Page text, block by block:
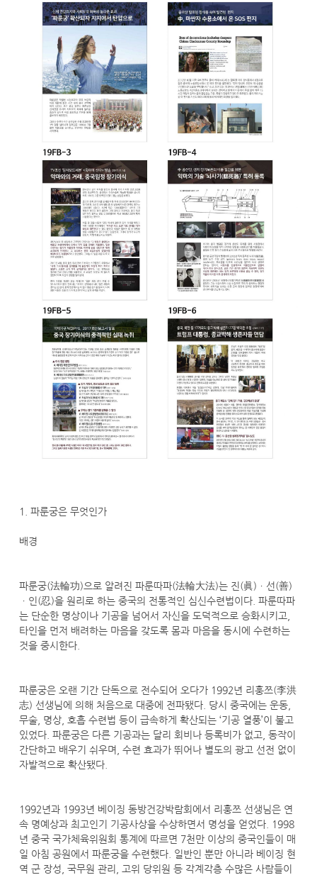
1. 파룬궁은 무엇인가
배경
파룬궁(法輪功)으로 알려진 파룬따파(法輪大法)는 진(眞)ㆍ선(善)
ㆍ인(忍)을 원리로 하는 중국의 전통적인 심신수련법이다. 파룬따파
는 단순한 명상이나 기공을 넘어서 자신을 도덕적으로 승화시키고,
타인을 먼저 배려하는 마음을 갖도록 몸과 마음을 동시에 수련하는
것을 중시한다.
파룬궁은 오랜 기간 단독으로 전수되어 오다가 1992년 리훙쯔(李洪
志) 선생님에 의해 처음으로 대중에 전파됐다. 당시 중국에는 운동,
무술, 명상, 호흡 수련법 등이 급속하게 확산되는 ‘기공 열풍’이 불고
있었다. 파룬궁은 다른 기공과는 달리 회비나 등록비가 없고, 동작이
간단하고 배우기 쉬우며, 수련 효과가 뛰어나 별도의 광고 선전 없이
자발적으로 확산됐다.
1992년과 1993년 베이징 동방건강박람회에서 리훙쯔 선생님은 연
속 명예상과 최고인기 기공사상을 수상하면서 명성을 얻었다. 1998
년 중국 국가체육위원회 통계에 따르면 7천만 이상의 중국인들이 매
일 아침 공원에서 파룬궁을 수련했다. 일반인 뿐만 아니라 베이징 현
역 군 장성, 국무원 관리, 고위 당위원 등 각계각층 수많은 사람들이